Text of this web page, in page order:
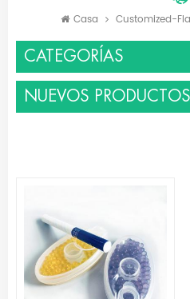
Casa Customized-
CATEGORÍAS
NUEVOS PRODUCTOS